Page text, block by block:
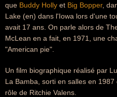
que Buddy Holly et Big Bopper,
Lake (en) dans l'Iowa lors d'une
avait 17 ans. On parle alors de
McLean en a fait, en 1971, une
"American pie".
Un film biographique réalisé par
La Bamba, sorti en salles en
rôle de Ritchie Valens.